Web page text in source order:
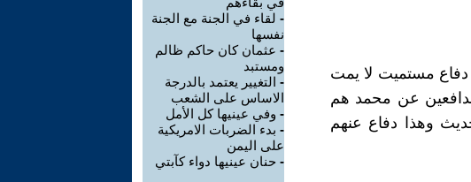
مستميت لا يمت
عن محمد هم
وهذا دفاع عنهم
- لقاء في الجنة مع الجنة
نفسها
- عثمان كان حاكم ظالم
ومستبد
- التغيير يعتمد بالدرجة
الاساس على الشعب
- وفي عينيها كل الأمل
- بدء الضربات الامريكية
على اليمن
- حنان عينيها دواء كآبتي